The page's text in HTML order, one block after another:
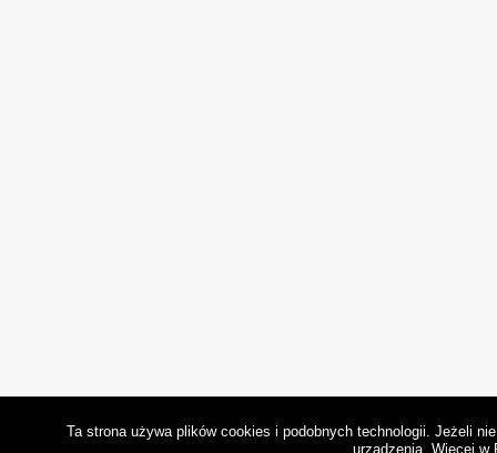
Ta strona używa plików cookies i podobnych technologii. Jeżeli
urządzenia. Więcej w